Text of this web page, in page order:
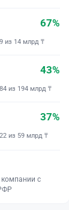
67%
9 из 14 млрд ₸
43%
84 из 194 млрд ₸
37%
22 из 59 млрд ₸
с